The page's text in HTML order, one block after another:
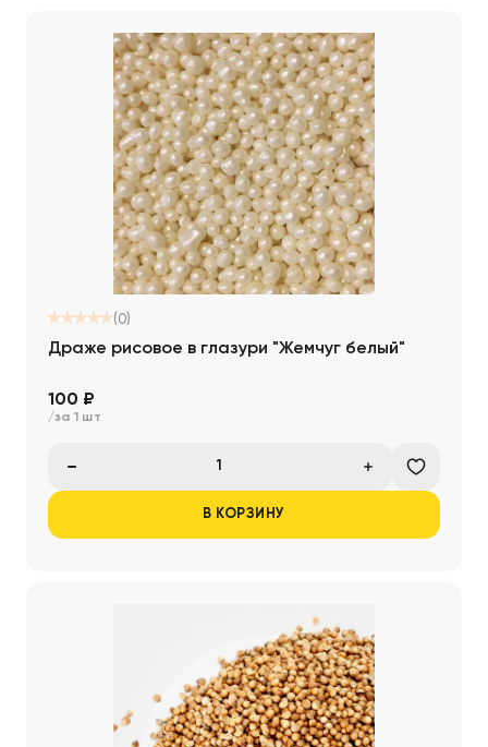
(0)
Драже рисовое в глазури "Жемчуг белый"
100 ₽
/за 1 шт
В КОРЗИНУ